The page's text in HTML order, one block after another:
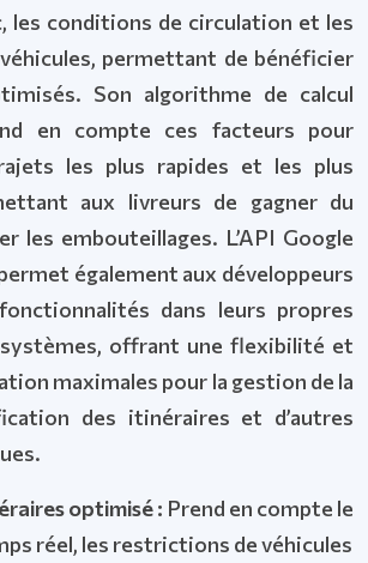
les conditions de circulation et les
permettant de bénéficier
Son algorithme de calcul
en compte ces facteurs pour
les plus rapides et les plus
aux livreurs de gagner du
les embouteillages. L’API Google
également aux développeurs
dans leurs propres
offrant une flexibilité et
maximales pour la gestion de la
des itinéraires et d’autres
optimisé : Prend en compte le
réel, les restrictions de véhicules